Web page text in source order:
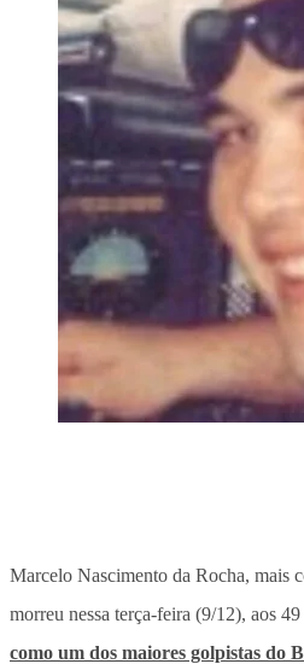
Marcelo Nascimento da Rocha, mais
morreu nessa terça-feira (9/12), aos 49
como um dos maiores golpistas do